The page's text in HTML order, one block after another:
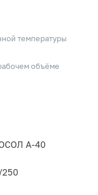
температуры
объёме
А-40
250